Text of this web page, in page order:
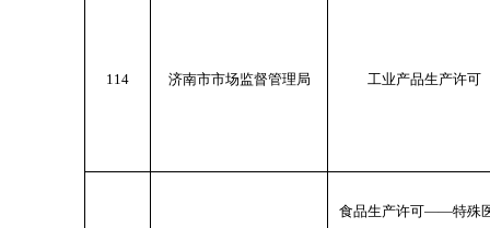
114 济南市市场监督管理局 工业产品生产许可
食品生产许可——特殊